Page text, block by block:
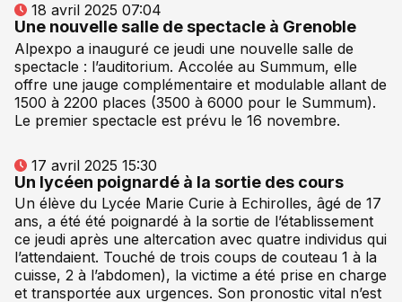
18 avril 2025 07:04
Une nouvelle salle de spectacle à Grenoble
Alpexpo a inauguré ce jeudi une nouvelle salle de
spectacle : l’auditorium. Accolée au Summum, elle
offre une jauge complémentaire et modulable allant de
1500 à 2200 places (3500 à 6000 pour le Summum).
Le premier spectacle est prévu le 16 novembre.
17 avril 2025 15:30
Un lycéen poignardé à la sortie des cours
Un élève du Lycée Marie Curie à Echirolles, âgé de 17
ans, a été été poignardé à la sortie de l’établissement
ce jeudi après une altercation avec quatre individus qui
l’attendaient. Touché de trois coups de couteau 1 à la
cuisse, 2 à l’abdomen), la victime a été prise en charge
et transportée aux urgences. Son pronostic vital n’est